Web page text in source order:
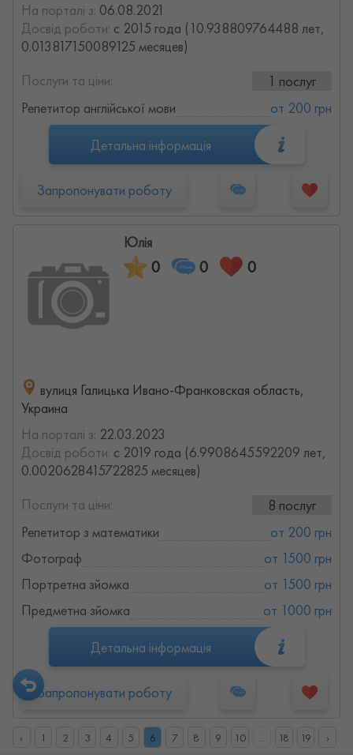
На порталі з: 06.08.2021
Досвід роботи: с 2015 года (10.938809764488 лет,
0.013817150089125 месяцев)
Послуги та ціни:
1 послуг
Репетитор англійської мови
от 200 грн
Детальна інформація
Запропонувати роботу
Юлія
0 0 0
вулиця Галицька Ивано-Франковская область,
Украина
На порталі з: 22.03.2023
Досвід роботи: с 2019 года (6.9908645592209 лет,
0.0020628415722825 месяцев)
Послуги та ціни:
8 послуг
Репетитор з математики
от 200 грн
Фотограф
от 1500 грн
Портретна зйомка
от 1500 грн
Предметна зйомка
от 1000 грн
Детальна інформація
Запропонувати роботу
‹ 1 2 3 4 5 6 7 8 9 10 18 19 ›